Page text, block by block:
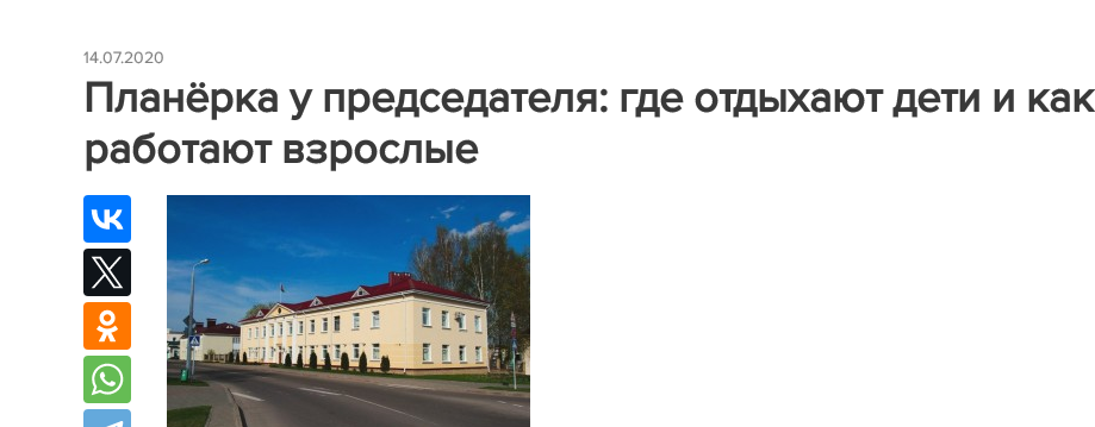
14.07.2020
Планёрка у председателя: где отдыхают дети и как
работают взрослые